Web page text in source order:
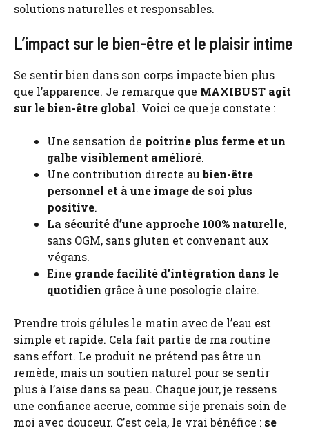
solutions naturelles et responsables.
L’impact sur le bien-être et le plaisir intime
Se sentir bien dans son corps impacte bien plus
que l’apparence. Je remarque que MAXIBUST agit
sur le bien-être global. Voici ce que je constate :
Une sensation de poitrine plus ferme et un
galbe visiblement amélioré.
Une contribution directe aubien-être
personnel et à une image de soi plus
positive.
La sécurité d’une approche 100% naturelle,
sans OGM, sans gluten et convenant aux
végans.
Eine grande facilité d’intégration dans le
quotidien grâce à une posologie claire.
Prendre trois gélules le matin avec de l’eau est
simple et rapide. Cela fait partie de ma routine
sans effort. Le produit ne prétend pas être un
remède, mais un soutien naturel pour se sentir
plus à l’aise dans sa peau. Chaque jour, je ressens
une confiance accrue, comme si je prenais soin de
moi avec douceur. C’est cela, le vrai bénéfice : se